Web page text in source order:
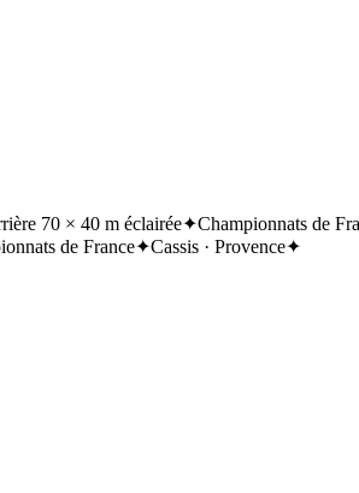
70 × 40 m éclairée✦Championnats de
de France✦Cassis · Provence✦